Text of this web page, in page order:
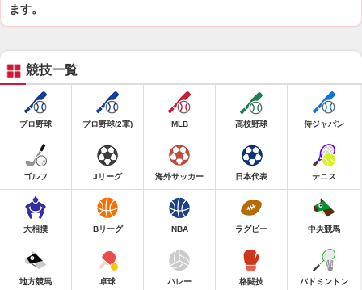
ます。
競技一覧
プロ野球 プロ野球(2軍) MLB 高校野球 侍ジャパン
ゴルフ Jリーグ 海外サッカー 日本代表 テニス
大相撲 Bリーグ NBA ラグビー 中央競馬
地方競馬 卓球 バレー 格闘技 バドミントン